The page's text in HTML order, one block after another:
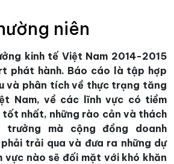
niên
kinh tế Việt Nam 2014-2015
phát hành. Báo cáo là tập hợp
và phân tích về thực trạng tăng
Nam, về các lĩnh vực có tiềm
nhất, những rào cản và thách
mà cộng đồng doanh
trải qua và đưa ra những dự
vực nào sẽ đối mặt với khó khăn